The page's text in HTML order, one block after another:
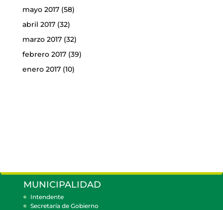
mayo 2017(58)
abril 2017(32)
marzo 2017(32)
febrero 2017(39)
enero 2017(10)
MUNICIPALIDAD
Intendente
Secretaría de Gobierno